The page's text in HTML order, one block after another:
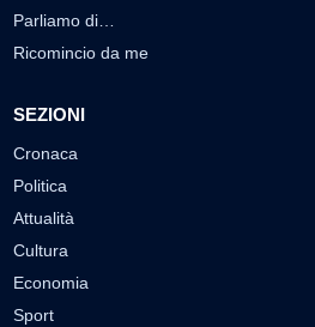
Parliamo di…
Ricomincio da me
SEZIONI
Cronaca
Politica
Attualità
Cultura
Economia
Sport